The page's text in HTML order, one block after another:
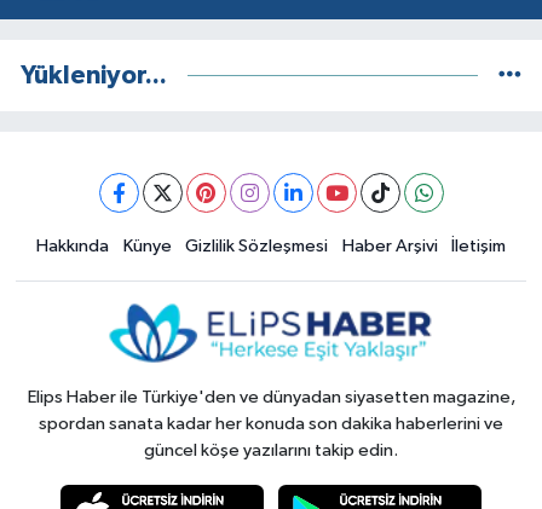
Yükleniyor...
Hakkında Künye Gizlilik Sözleşmesi Haber Arşivi İletişim
Elips Haber ile Türkiye'den ve dünyadan siyasetten magazine,
spordan sanata kadar her konuda son dakika haberlerini ve
güncel köşe yazılarını takip edin.